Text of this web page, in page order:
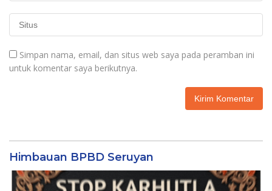
Simpan nama, email, dan situs web saya pada peramban ini
untuk komentar saya berikutnya.
Himbauan BPBD Seruyan